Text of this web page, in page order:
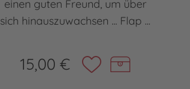
einen guten Freund, um über
sich hinauszuwachsen ... Flap ...
15,00 €